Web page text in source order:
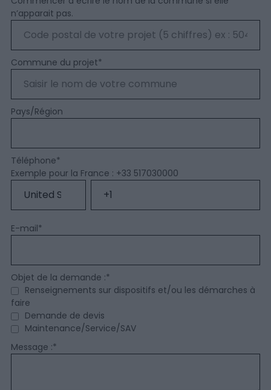
n’apparait pas.
Commune du projet*
Pays/Région
Téléphone*
Exemple pour la France : +33 517030000
E-mail*
Objet de la demande :*
Renseignements sur dispositifs et/ou les démarches à
faire
Demande de devis
Maintenance/Service/SAV
Message :*